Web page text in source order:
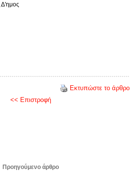
Δ'ημος
Εκτυπώστε το άρθρο
<< Επιστροφή
Προηγούμενο άρθρο